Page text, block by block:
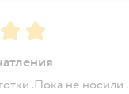
.Пока не носили .